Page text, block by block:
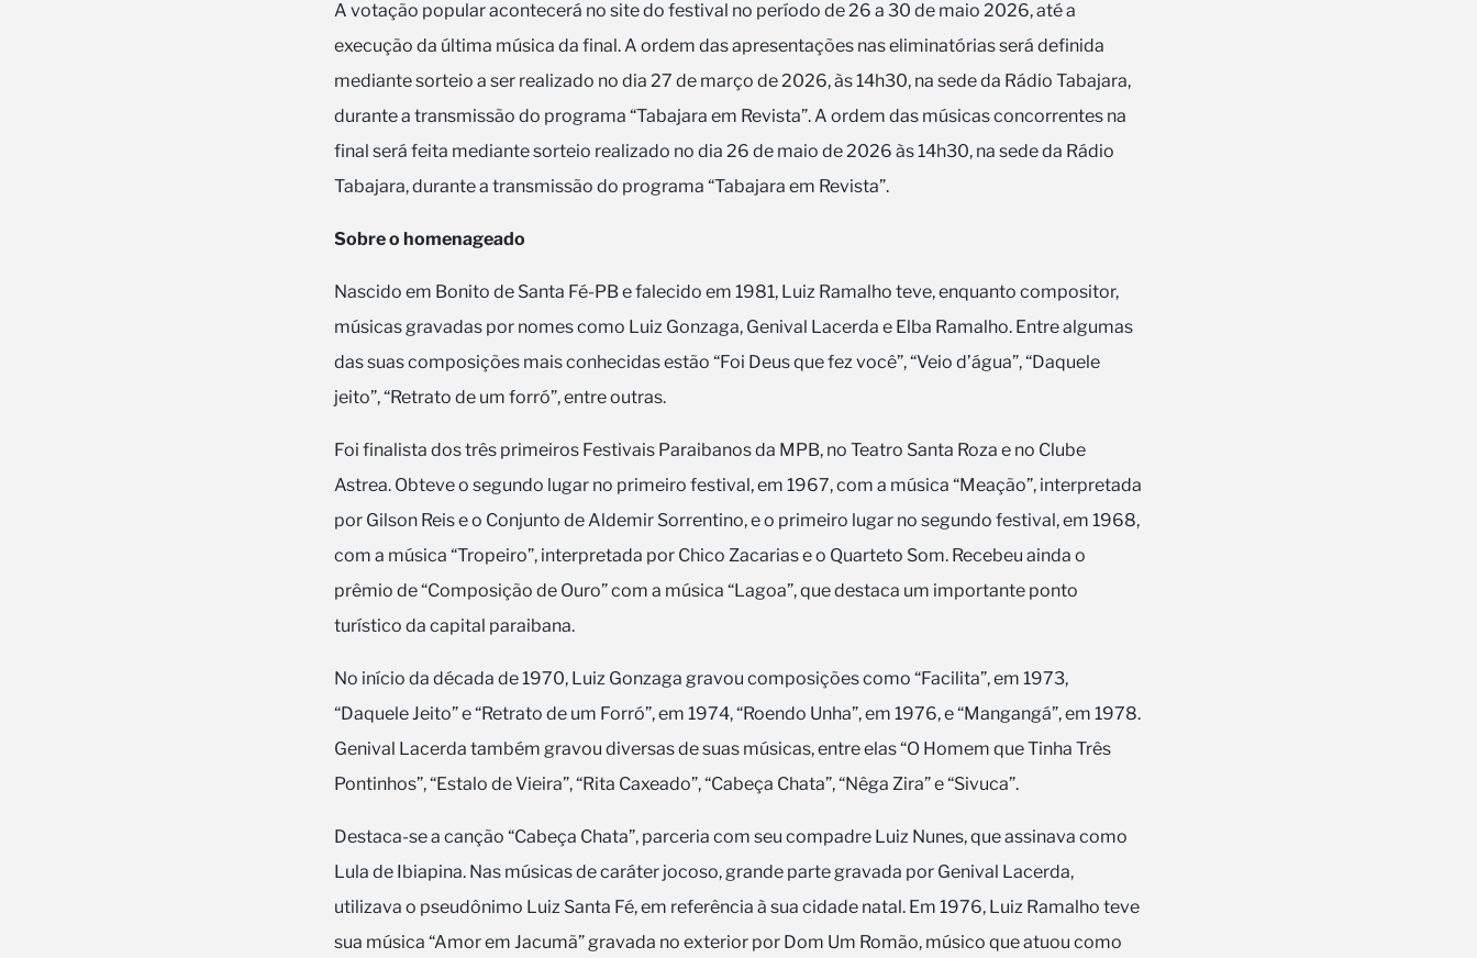
A votação popular acontecerá no site do festival no período de 26 a 30 de maio 2026, até a
execução da última música da final. A ordem das apresentações nas eliminatórias será definida
mediante sorteio a ser realizado no dia 27 de março de 2026, às 14h30, na sede da Rádio Tabajara,
durante a transmissão do programa “Tabajara em Revista”. A ordem das músicas concorrentes na
final será feita mediante sorteio realizado no dia 26 de maio de 2026 às 14h30, na sede da Rádio
Tabajara, durante a transmissão do programa “Tabajara em Revista”.
Sobre o homenageado
Nascido em Bonito de Santa Fé-PB e falecido em 1981, Luiz Ramalho teve, enquanto compositor,
músicas gravadas por nomes como Luiz Gonzaga, Genival Lacerda e Elba Ramalho. Entre algumas
das suas composições mais conhecidas estão “Foi Deus que fez você”, “Veio d’água”, “Daquele
jeito”, “Retrato de um forró”, entre outras.
Foi finalista dos três primeiros Festivais Paraibanos da MPB, no Teatro Santa Roza e no Clube
Astrea. Obteve o segundo lugar no primeiro festival, em 1967, com a música “Meação”, interpretada
por Gilson Reis e o Conjunto de Aldemir Sorrentino, e o primeiro lugar no segundo festival, em 1968,
com a música “Tropeiro”, interpretada por Chico Zacarias e o Quarteto Som. Recebeu ainda o
prêmio de “Composição de Ouro” com a música “Lagoa”, que destaca um importante ponto
turístico da capital paraibana.
No início da década de 1970, Luiz Gonzaga gravou composições como “Facilita”, em 1973,
“Daquele Jeito” e “Retrato de um Forró”, em 1974, “Roendo Unha”, em 1976, e “Mangangá”, em 1978.
Genival Lacerda também gravou diversas de suas músicas, entre elas “O Homem que Tinha Três
Pontinhos”, “Estalo de Vieira”, “Rita Caxeado”, “Cabeça Chata”, “Nêga Zira” e “Sivuca”.
Destaca-se a canção “Cabeça Chata”, parceria com seu compadre Luiz Nunes, que assinava como
Lula de Ibiapina. Nas músicas de caráter jocoso, grande parte gravada por Genival Lacerda,
utilizava o pseudônimo Luiz Santa Fé, em referência à sua cidade natal. Em 1976, Luiz Ramalho teve
sua música “Amor em Jacumã” gravada no exterior por Dom Um Romão, músico que atuou como